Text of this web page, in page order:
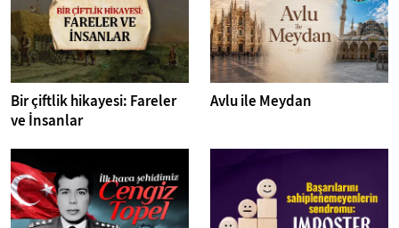
Bir çiftlik hikayesi: Fareler
ve İnsanlar
Avlu ile Meydan